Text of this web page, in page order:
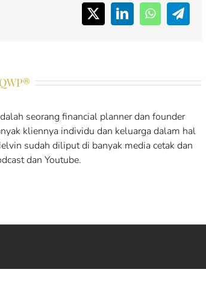
X LinkedInWhatsApp
seorang financial planner dan founder
kliennya individu dan keluarga dalam hal
sudah diliput di banyak media cetak dan
dan Youtube.